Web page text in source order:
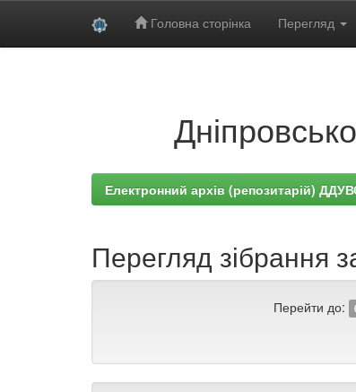
Головна сторінка Перегляд
Електронний архів (репозитарій)
Перегляд зібрання
Перейти до: